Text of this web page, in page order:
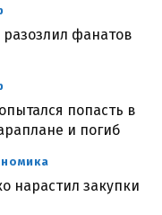
фанатов
попасть в
и погиб
нарастил закупки